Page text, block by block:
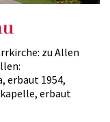
zu Allen
erbaut 1954,
erbaut